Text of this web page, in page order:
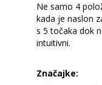
Ne samo 4
kada je naslon
s 5 točaka dok
intuitivni.
Značajke: